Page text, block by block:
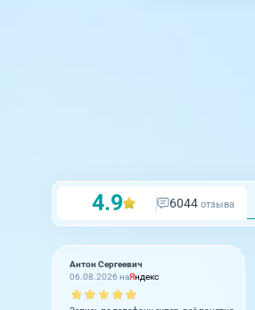
4.9 6044 отзыва
Антон Сергеевич
06.08.2026 наЯндекс